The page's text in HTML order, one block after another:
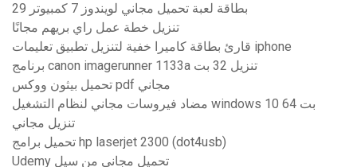
29 بطاقة لعبة تحميل مجاني لويندوز 7 كمبيوتر
تنزيل خطة عمل راي بريهم مجانًا
قارئ بطاقة كاميرا خفية لتنزيل تطبيق تعليمات iphone
برنامج canon imagerunner 1133a تنزيل 32 بت
تحميل بيثون ووكس pdf مجاني
مضاد فيروسات مجاني لنظام التشغيل windows 10 64 بت
تنزيل مجاني
تحميل برامج hp laserjet 2300 (dot4usb)
Udemy تحميل مجاني من سيل